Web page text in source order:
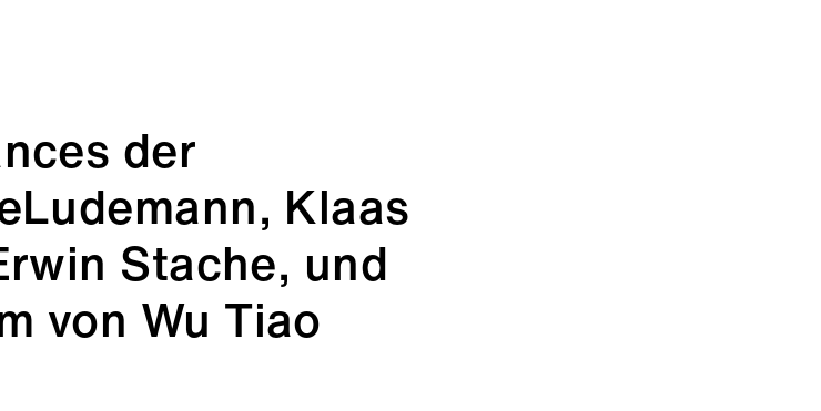
der
Klaas
Stache, und
von Wu Tiao